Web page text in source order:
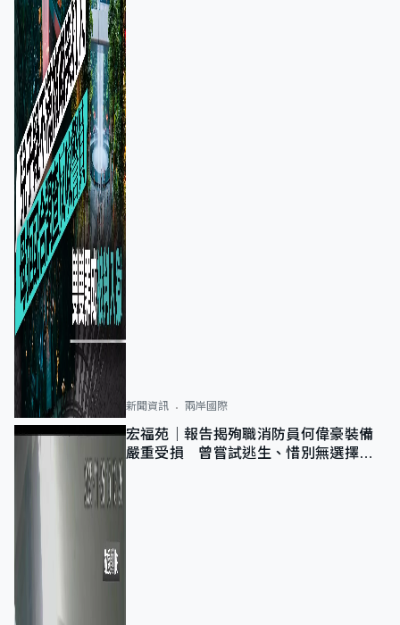
新聞資訊 兩岸國際
宏福苑｜報告揭殉職消防員何偉豪裝備
嚴重受損 曾嘗試逃生、惜別無選擇下